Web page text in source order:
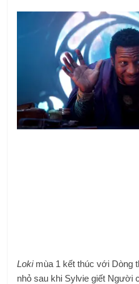
Lokimùa 1 kết thúc với Dòng
nhỏ sau khi Sylvie giết Người